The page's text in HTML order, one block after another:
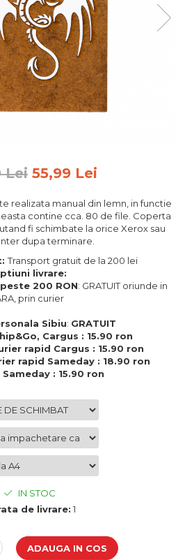
din
pentru
pentru
Lei 55,99 Lei
realizata manual din lemn, in functie
contine cca. 80 de file. Coperta
fi schimbate la orice Xerox sau
dupa terminare.
Transport gratuit de la 200 lei
livrare:
200 RON: GRATUIT oriunde in
prin curier
Sibiu: GRATUIT
Cargus : 15.90 ron
rapid Cargus : 15.90 ron
rapid Sameday : 18.90 ron
Sameday : 15.90 ron
IN STOC
de livrare: 1
ADAUGA IN COS